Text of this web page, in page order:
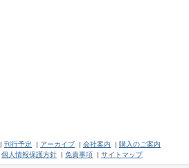
| 刊行予定 | アーカイブ | 会社案内 | 購入のご案内
個人情報保護方針 | 免責事項 | サイトマップ